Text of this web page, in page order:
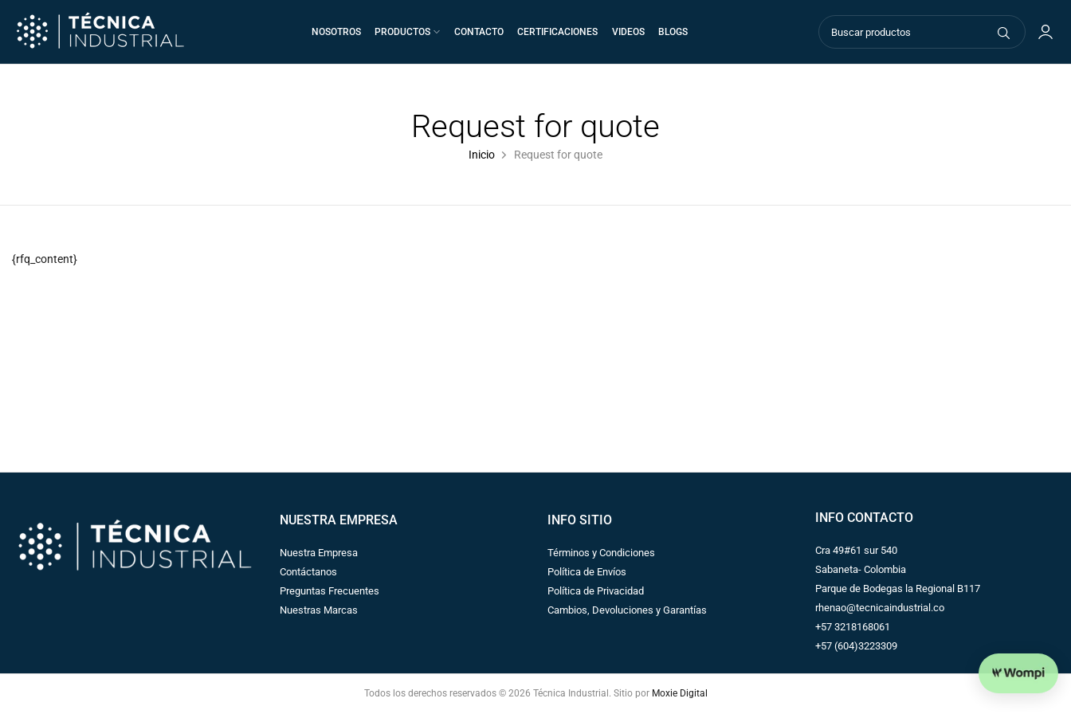
al
contenido
NOSOTROS PRODUCTOS CONTACTO CERTIFICACIONES VIDEOS BLOGS
Request for quote
Inicio Request for quote
{rfq_content}
NUESTRA EMPRESA
Nuestra Empresa
Contáctanos
Preguntas Frecuentes
Nuestras Marcas
INFO SITIO
Términos y Condiciones
Política de Envíos
Política de Privacidad
Cambios, Devoluciones y Garantías
INFO CONTACTO
Cra 49#61 sur 540
Sabaneta- Colombia
Parque de Bodegas la Regional B117
rhenao@tecnicaindustrial.co
+57 3218168061
+57 (604)3223309
Todos los derechos reservados © 2026 Técnica Industrial. Sitio por Moxie Digital